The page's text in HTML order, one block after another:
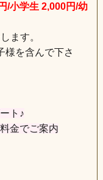
/小学生 2,000円/幼
ます。
様を含んで下さ
ト♪
金でご案内